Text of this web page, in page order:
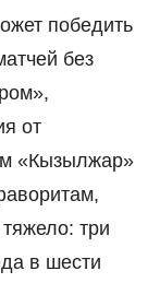
победить
без
от
«Кызылжар»
три
в шести